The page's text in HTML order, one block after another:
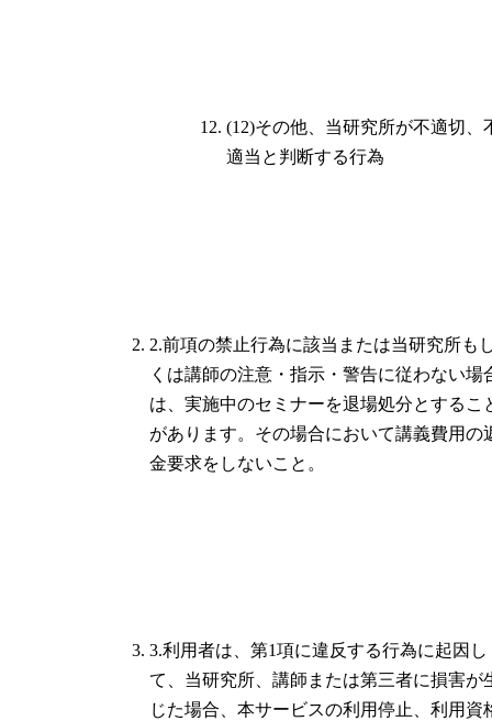
(12)その他、当研究所が不適切、
適当と判断する行為
2.前項の禁止行為に該当または当研究所も
くは講師の注意・指示・警告に従わない場
は、実施中のセミナーを退場処分とするこ
があります。その場合において講義費用の
金要求をしないこと。
3.利用者は、第1項に違反する行為に起因し
て、当研究所、講師または第三者に損害が
じた場合、本サービスの利用停止、利用資